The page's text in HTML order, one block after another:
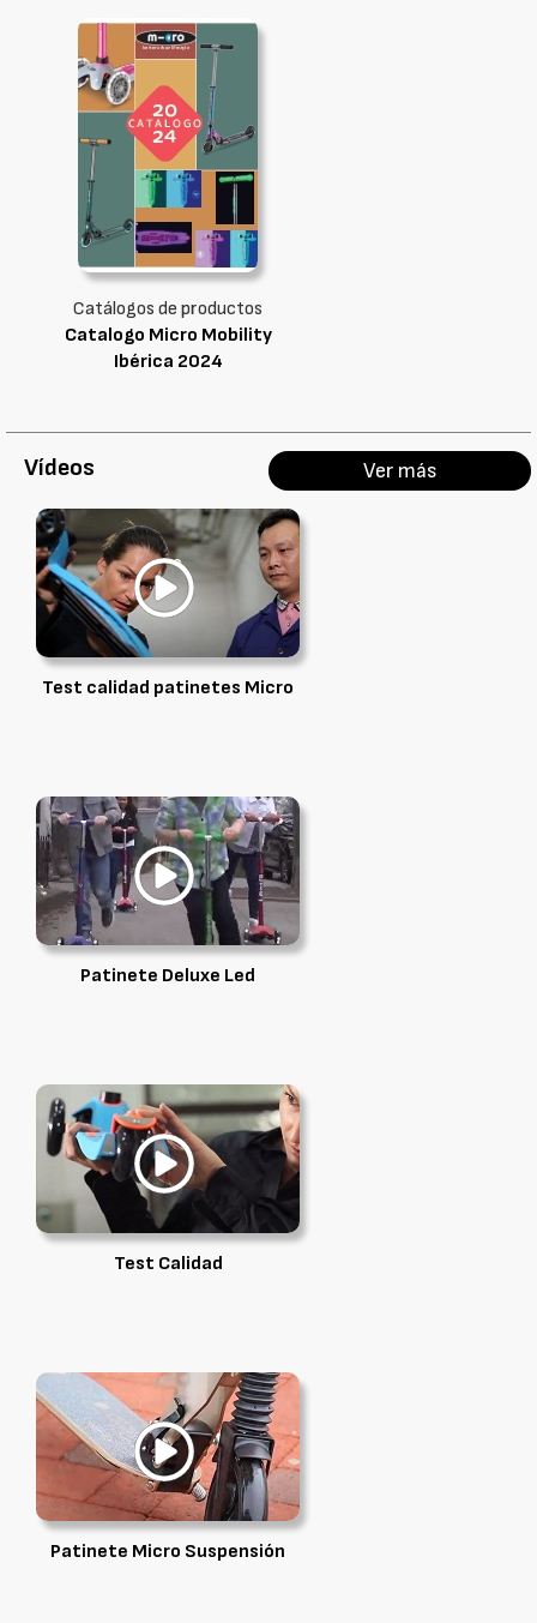
Catálogos de productos
Catalogo Micro Mobility
Ibérica 2024
Vídeos Ver más
Test calidad patinetes Micro
Patinete Deluxe Led
Test Calidad
Patinete Micro Suspensión